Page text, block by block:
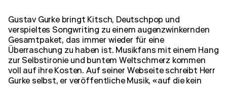
Gustav Gurke bringt Kitsch, Deutschpop und
verspieltes Songwriting zu einem augenzwinkernden
Gesamtpaket, das immer wieder für eine
Überraschung zu haben ist. Musikfans mit einem Hang
zur Selbstironie und buntem Weltschmerz kommen
voll auf ihre Kosten. Auf seiner Webseite schreibt Herr
Gurke selbst, er veröffentliche Musik, «auf die kein